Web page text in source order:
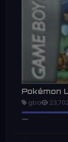
Pokémon
gba